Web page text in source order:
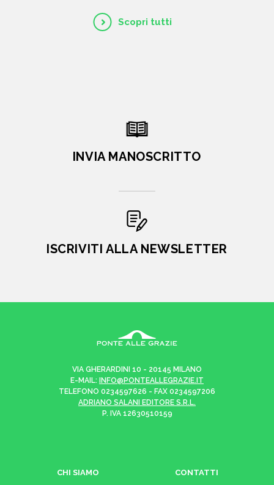
Scopri tutti
INVIA MANOSCRITTO
ISCRIVITI ALLA NEWSLETTER
VIA GHERARDINI 10 - 20145 MILANO
E-MAIL:
INFO@PONTEALLEGRAZIE.IT
TELEFONO 0234597626 - FAX 0234597206
ADRIANO SALANI EDITORE S.R.L.
P. IVA 12630510159
CHI SIAMO CONTATTI